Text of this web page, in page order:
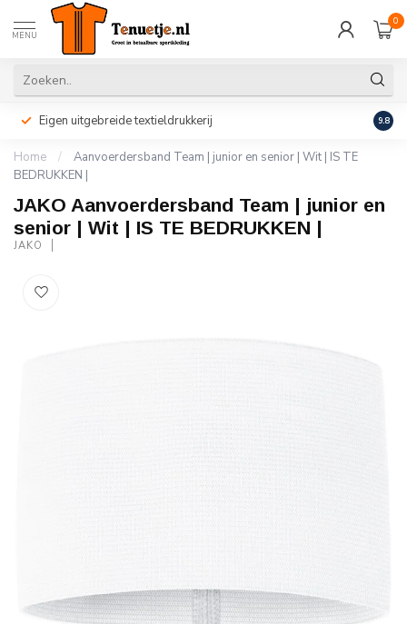
MENU
0
Eigen uitgebreide textieldrukkerij 9.8
Home /
Aanvoerdersband Team | junior en senior | Wit | IS TE
BEDRUKKEN |
JAKO Aanvoerdersband Team | junior en
senior | Wit | IS TE BEDRUKKEN |
JAKO